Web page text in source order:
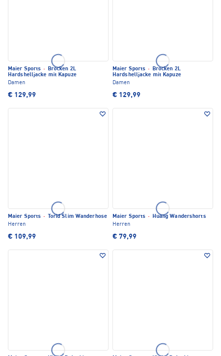
Maier Sports ·
Brocken 2L
Hardshelljacke mit Kapuze
Damen
€ 129,99
Maier Sports ·
Brocken 2L
Hardshelljacke mit Kapuze
Damen
€ 129,99
Maier Sports ·
Torid Slim Wanderhose
Herren
€ 109,99
Maier Sports ·
Huang Wandershorts
Herren
€ 79,99